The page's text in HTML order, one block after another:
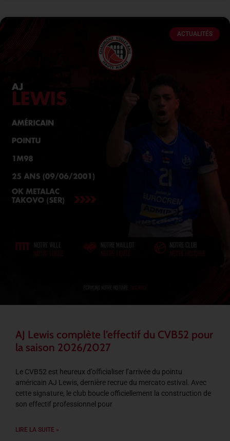
ACTUALITÉS
AJ Lewis complète l’effectif du CVB52 pour
la saison 2026/2027
Le CVB52 est heureux d’officialiser l’arrivée du pointu
américain AJ Lewis, dernière recrue du mercato estival. Avec
cette signature, le club boucle officiellement la construction de
son effectif professionnel pour
LIRE LA SUITE »